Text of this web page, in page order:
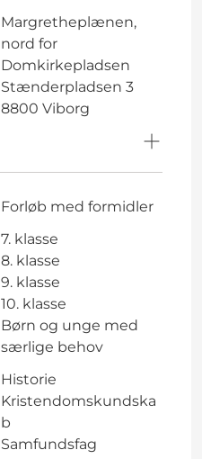
Margretheplænen,
nord for
Domkirkepladsen
Stænderpladsen 3
8800 Viborg
Forløb med formidler
7. klasse
8. klasse
9. klasse
10. klasse
Børn og unge med
særlige behov
Historie
Kristendomskundska
b
Samfundsfag